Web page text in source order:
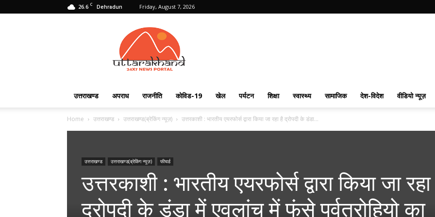
26.6 C Dehradun Friday, August 7, 2026
Uttarakhand
24X7
उत्तराखण्ड अपराध राजनीति कोविड-19 खेल पर्यटन शिक्षा स्वास्थ्य सामाजिक देश-विदेश वीडियो न्यूज़
Home उत्तराखण्ड उत्तराखण्ड(ब्रेकिंग न्यूज़) उत्तरकाशी : भारतीय एयरफोर्स द्वारा किया जा रहा है द्रोपदी के डंडा...
उत्तराखण्ड उत्तराखण्ड(ब्रेकिंग न्यूज़) फीचर्ड
उत्तरकाशी : भारतीय एयरफोर्स द्वारा किया जा
द्रोपदी के डंडा में एवलांच में फंसे पर्वतरोहियो का